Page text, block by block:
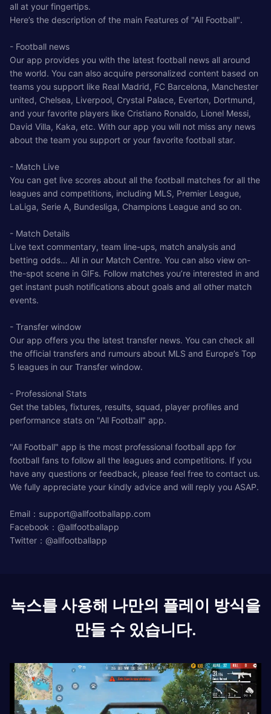
all at your fingertips.
Here’s the description of the main Features of "All Football".
- Football news
Our app provides you with the latest football news all around
the world. You can also acquire personalized content based on
teams you support like Real Madrid, FC Barcelona, Manchester
united, Chelsea, Liverpool, Crystal Palace, Everton, Dortmund,
and your favorite players like Cristiano Ronaldo, Lionel Messi,
David Villa, Kaka, etc. With our app you will not miss any news
about the team you support or your favorite football star.
- Match Live
You can get live scores about all the football matches for all the
leagues and competitions, including MLS, Premier League,
LaLiga, Serie A, Bundesliga, Champions League and so on.
- Match Details
Live text commentary, team line-ups, match analysis and
betting odds… All in our Match Centre. You can also view on-
the-spot scene in GIFs. Follow matches you’re interested in and
get instant push notifications about goals and all other match
events.
- Transfer window
Our app offers you the latest transfer news. You can check all
the official transfers and rumours about MLS and Europe’s Top
5 leagues in our Transfer window.
- Professional Stats
Get the tables, fixtures, results, squad, player profiles and
performance stats on "All Football" app.
"All Football" app is the most professional football app for
football fans to follow all the leagues and competitions. If you
have any questions or feedback, please feel free to contact us.
We fully appreciate your kindly advice and will reply you ASAP.
Email： support@allfootballapp.com
Facebook：@allfootballapp
Twitter：@allfootballapp
녹스를 사용해 나만의 플레이 방식을
만들 수 있습니다.